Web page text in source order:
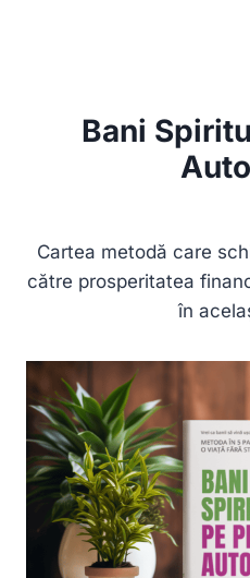
Bani
Cartea metodă care
către prosperitatea
în